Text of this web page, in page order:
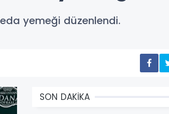
yemeği düzenlendi.
SON DAKİKA